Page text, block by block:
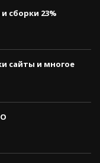
сборки 23%
сайты и многое